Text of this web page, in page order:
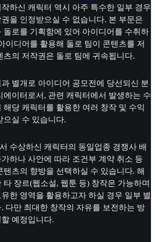
하신 캐릭터 역시 아주 특수한 일부 경우
을 인정받으실 수 없습니다. 본 부문은
돌로를 기획함에 있어 아이디어를 수취하
이디어를 활용해 돌로 팀이 콘텐츠를 저
츠의 저작권은 돌로 팀에 귀속됩니다.
별개로 아이디어 공모전에 당선되신 분
에이터로서, 관련 캐릭터에서 발생하는 수
해당 캐릭터를 활용한 여러 창작 및 수익
으실 수 있습니다.
수상하신 캐릭터의 동일업종 경쟁사 배
하나 사안에 따라 조건부 계약 취소 등
텐츠의 향방을 선택하실 수 있습니다. 해
타 장르(웹소설, 웹툰 등) 창작은 가능하며
한 영역을 활용하고자 하실 경우 일부 별
다만 최대한 창작의 자유를 보전하는 방
예정입니다.